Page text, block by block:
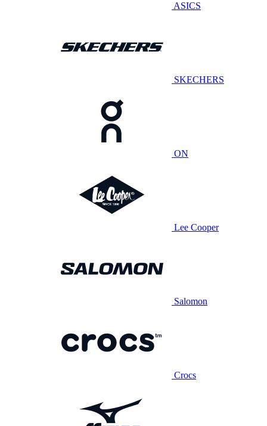
ASICS
SKECHERS
ON
Lee Cooper
Salomon
Crocs